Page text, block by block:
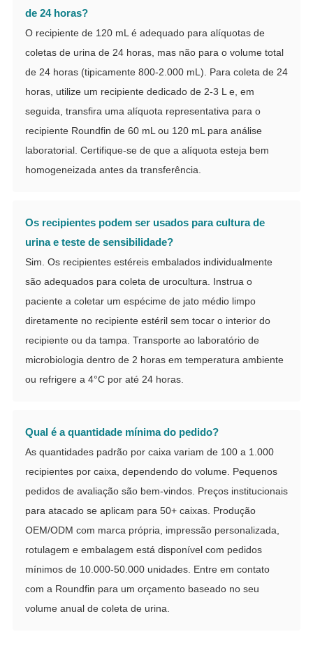
de 24 horas?
O recipiente de 120 mL é adequado para alíquotas de
coletas de urina de 24 horas, mas não para o volume total
de 24 horas (tipicamente 800-2.000 mL). Para coleta de 24
horas, utilize um recipiente dedicado de 2-3 L e, em
seguida, transfira uma alíquota representativa para o
recipiente Roundfin de 60 mL ou 120 mL para análise
laboratorial. Certifique-se de que a alíquota esteja bem
homogeneizada antes da transferência.
Os recipientes podem ser usados para cultura de
urina e teste de sensibilidade?
Sim. Os recipientes estéreis embalados individualmente
são adequados para coleta de urocultura. Instrua o
paciente a coletar um espécime de jato médio limpo
diretamente no recipiente estéril sem tocar o interior do
recipiente ou da tampa. Transporte ao laboratório de
microbiologia dentro de 2 horas em temperatura ambiente
ou refrigere a 4°C por até 24 horas.
Qual é a quantidade mínima do pedido?
As quantidades padrão por caixa variam de 100 a 1.000
recipientes por caixa, dependendo do volume. Pequenos
pedidos de avaliação são bem-vindos. Preços institucionais
para atacado se aplicam para 50+ caixas. Produção
OEM/ODM com marca própria, impressão personalizada,
rotulagem e embalagem está disponível com pedidos
mínimos de 10.000-50.000 unidades. Entre em contato
com a Roundfin para um orçamento baseado no seu
volume anual de coleta de urina.